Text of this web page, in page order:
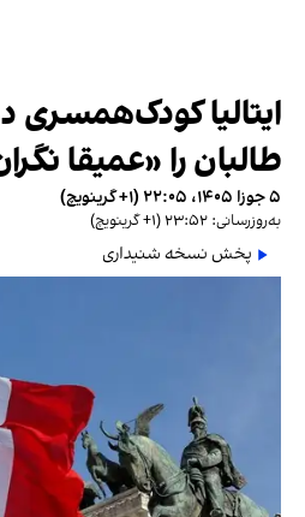
ایتالیا کودک‌همسری
طالبان را «عمیقا
۵ جوزا ۱۴۰۵، ۲۲:۰۵ (‎+۱ گرینویچ)
به‌روزرسانی: ۲۳:۵۲ (‎+۱ گرینویچ)
پخش نسخه شنیداری